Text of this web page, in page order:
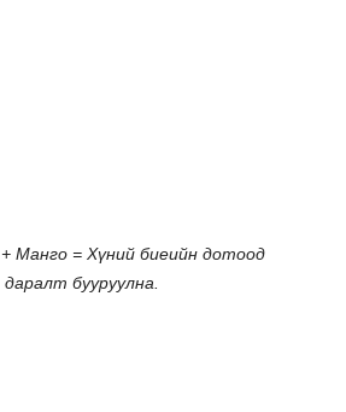
+ Манго = Хүний биеийн дотоод
даралт бууруулна